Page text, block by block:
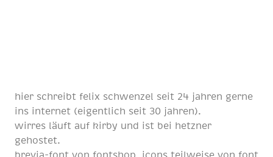
hier schreibt felix schwenzel seit 24 jahren gerne
ins internet (eigentlich seit 30 jahren).
wirres läuft auf kirby und ist bei hetzner
gehostet.
brevia-font von fontshop , icons teilweise von font